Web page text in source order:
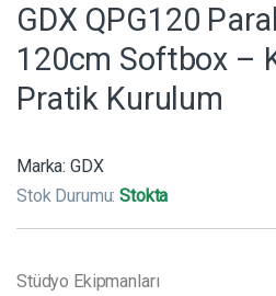
GDX QPG120
120cm Softbox –
Pratik Kurulum
Marka: GDX
Stok Durumu:Stokta
Stüdyo Ekipmanları